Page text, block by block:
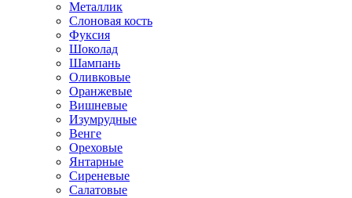
Металлик
Слоновая кость
Фуксия
Шоколад
Шампань
Оливковые
Оранжевые
Вишневые
Изумрудные
Венге
Ореховые
Янтарные
Сиреневые
Салатовые